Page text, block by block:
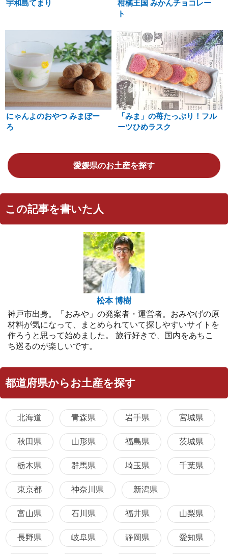
宇和島てまり
柑橘王国 みかんチョコレー
ト
にゃんよのおやつ みまぼー
ろ
「みま」の苺たっぷり！フル
ーツひめラスク
愛媛県のお土産を探す
この記事を書いた人
松本 博樹
神戸市出身。「おみや」の発案者・運営者。おみやげの原
材料が気になって、まとめられていて探しやすいサイトを
作ろうと思って始めました。 旅行好きで、国内をあちこ
ち巡るのが楽しいです。
都道府県からお土産を探す
北海道 青森県 岩手県 宮城県
秋田県 山形県 福島県 茨城県
栃木県 群馬県 埼玉県 千葉県
東京都 神奈川県 新潟県
富山県 石川県 福井県 山梨県
長野県 岐阜県 静岡県 愛知県